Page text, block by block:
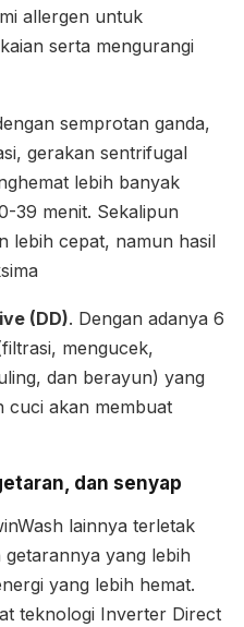
allergen untuk
serta mengurangi
semprotan ganda,
gerakan sentrifugal
lebih banyak
39 menit. Sekalipun
lebih cepat, namun hasil
(DD). Dengan adanya 6
mengucek,
dan berayun) yang
cuci akan membuat
dan senyap
lainnya terletak
getarannya yang lebih
yang lebih hemat.
teknologi Inverter Direct